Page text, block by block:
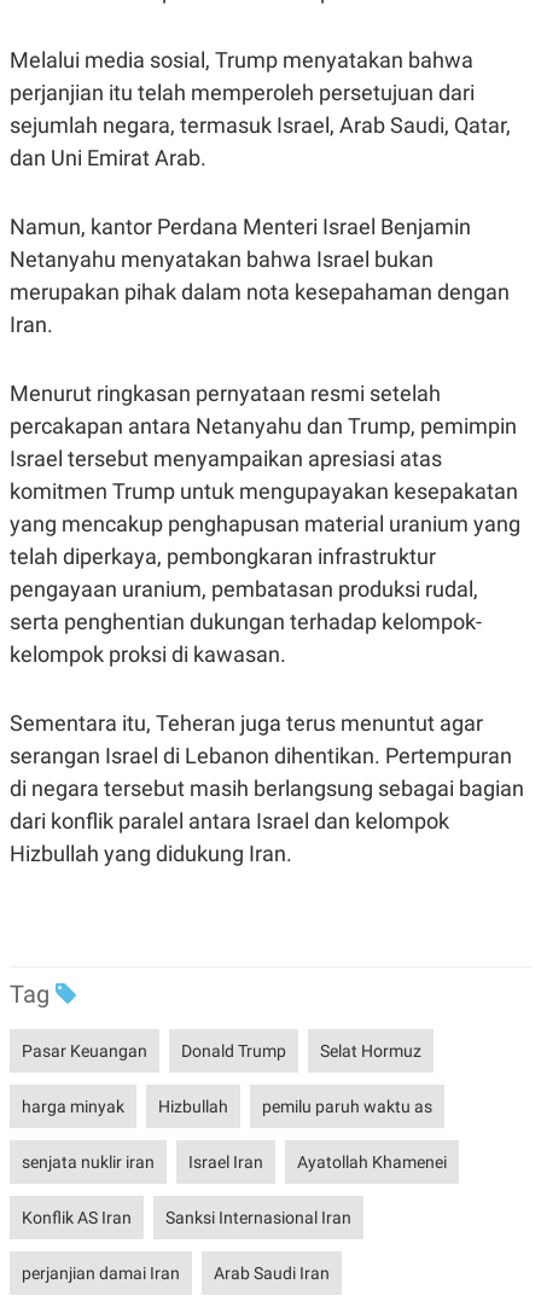
Melalui media sosial, Trump menyatakan bahwa
perjanjian itu telah memperoleh persetujuan dari
sejumlah negara, termasuk Israel, Arab Saudi, Qatar,
dan Uni Emirat Arab.
Namun, kantor Perdana Menteri Israel Benjamin
Netanyahu menyatakan bahwa Israel bukan
merupakan pihak dalam nota kesepahaman dengan
Iran.
Menurut ringkasan pernyataan resmi setelah
percakapan antara Netanyahu dan Trump, pemimpin
Israel tersebut menyampaikan apresiasi atas
komitmen Trump untuk mengupayakan kesepakatan
yang mencakup penghapusan material uranium yang
telah diperkaya, pembongkaran infrastruktur
pengayaan uranium, pembatasan produksi rudal,
serta penghentian dukungan terhadap kelompok-
kelompok proksi di kawasan.
Sementara itu, Teheran juga terus menuntut agar
serangan Israel di Lebanon dihentikan. Pertempuran
di negara tersebut masih berlangsung sebagai bagian
dari konflik paralel antara Israel dan kelompok
Hizbullah yang didukung Iran.
Tag
Pasar Keuangan Donald Trump Selat Hormuz
harga minyak Hizbullah pemilu paruh waktu as
senjata nuklir iran Israel Iran Ayatollah Khamenei
Konflik AS Iran Sanksi Internasional Iran
perjanjian damai Iran Arab Saudi Iran